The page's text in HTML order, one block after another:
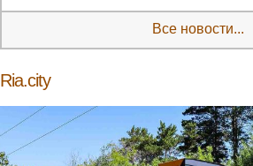
Все новости...
Ria.city